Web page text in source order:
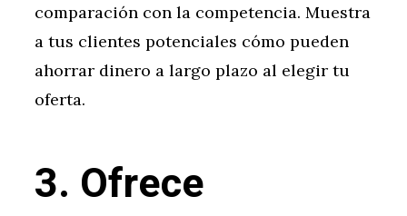
comparación con la competencia. Muestra
a tus clientes potenciales cómo pueden
ahorrar dinero a largo plazo al elegir tu
oferta.
3. Ofrece